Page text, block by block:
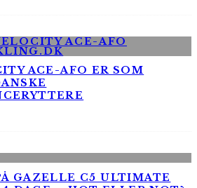
ACE-AFO ER SOM
GAZELLE C5 ULTIMATE